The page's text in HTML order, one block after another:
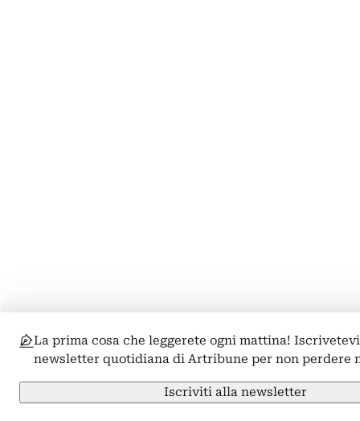
La prima cosa che leggerete ogni mattina!
newsletter quotidiana di Artribune per non perdere
Iscriviti alla newsletter